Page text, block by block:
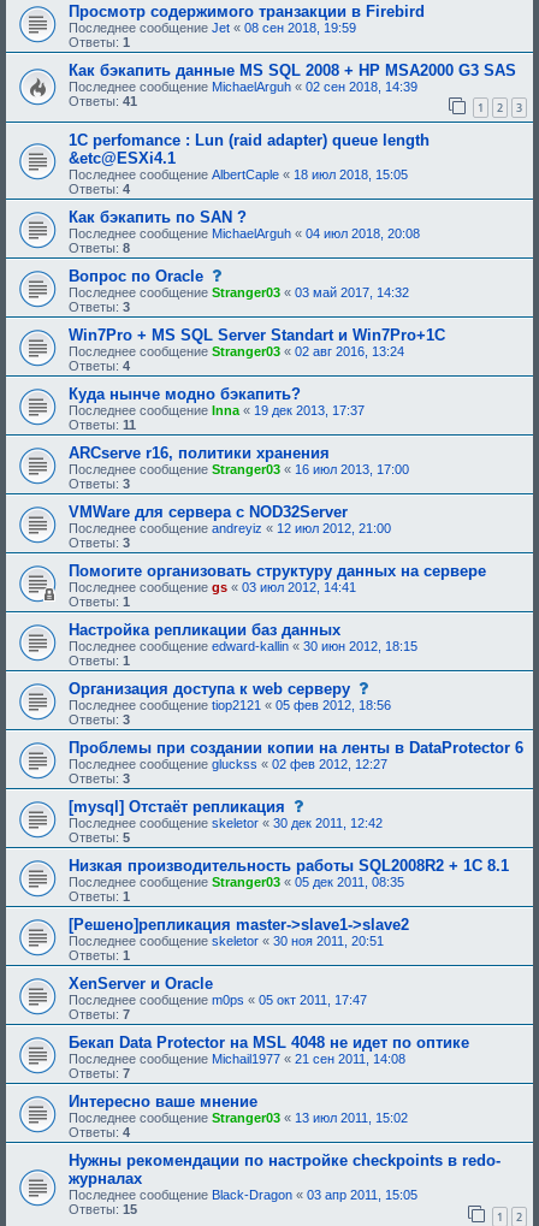
Просмотр содержимого транзакции в Firebird
Последнее сообщение Jet « 08 сен 2018, 19:59
Ответы: 1
Как бэкапить данные MS SQL 2008 + HP MSA2000 G3 SAS
Последнее сообщение MichaelArguh « 02 сен 2018, 14:39
Ответы: 41 1 2 3
1C perfomance : Lun (raid adapter) queue length
&etc@ESXi4.1
Последнее сообщение AlbertCaple « 18 июл 2018, 15:05
Ответы: 4
Как бэкапить по SAN ?
Последнее сообщение MichaelArguh « 04 июл 2018, 20:08
Ответы: 8
Вопрос по Oracle
о
о
б
щ
е
н
и
е
,
т
р
б
у
е
е
о
б
н
и
Последнее сообщение Stranger03 « 03 май 2017, 14:32
Ответы: 3
Win7Pro + MS SQL Server Standart и Win7Pro+1С
Последнее сообщение Stranger03 « 02 авг 2016, 13:24
Ответы: 4
Куда нынче модно бэкапить?
Последнее сообщение Inna « 19 дек 2013, 17:37
Ответы: 11
ARCserve r16, политики хранения
Последнее сообщение Stranger03 « 16 июл 2013, 17:00
Ответы: 3
VMWare для сервера с NOD32Server
Последнее сообщение andreyiz « 12 июл 2012, 21:00
Ответы: 3
Помогите организовать структуру данных на сервере
Последнее сообщение gs « 03 июл 2012, 14:41
Ответы: 1
Настройка репликации баз данных
Последнее сообщение edward-kallin « 30 июн 2012, 18:15
Ответы: 1
Организация доступа к web серверу
о
о
б
щ
е
н
и
,
т
р
е
б
у
е
е
н
и
Последнее сообщение tiop2121 « 05 фев 2012, 18:56
Ответы: 3
Проблемы при создании копии на ленты в DataProtector 6
Последнее сообщение gluckss « 02 фев 2012, 12:27
Ответы: 3
[mysql] Отстаёт репликация
о
о
б
щ
е
н
и
е
,
т
р
у
щ
е
е
б
н
я
Последнее сообщение skeletor « 30 дек 2011, 12:42
Ответы: 5
Низкая производительность работы SQL2008R2 + 1C 8.1
Последнее сообщение Stranger03 « 05 дек 2011, 08:35
Ответы: 1
[Решено]репликация master->slave1->slave2
Последнее сообщение skeletor « 30 ноя 2011, 20:51
Ответы: 1
XenServer и Oracle
Последнее сообщение m0ps « 05 окт 2011, 17:47
Ответы: 7
Бекап Data Protector на MSL 4048 не идет по оптике
Последнее сообщение Michail1977 « 21 сен 2011, 14:08
Ответы: 7
Интересно ваше мнение
Последнее сообщение Stranger03 « 13 июл 2011, 15:02
Ответы: 4
Нужны рекомендации по настройке checkpoints в redo-
журналах
Последнее сообщение Black-Dragon « 03 апр 2011, 15:05
Ответы: 15 1 2